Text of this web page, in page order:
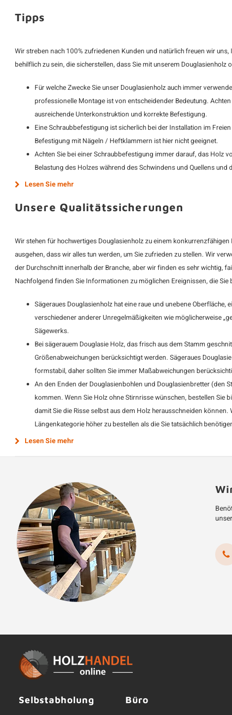
Tipps
Wir streben nach 100% zufriedenen Kunden und natürlich freuen wir
behilflich zu sein, die sicherstellen, dass Sie mit unserem Douglasienholz
Für welche Zwecke Sie unser Douglasienholz auch immer
professionelle Montage ist von entscheidender Bedeutung.
ausreichende Unterkonstruktion und korrekte Befestigung.
Eine Schraubbefestigung ist sicherlich bei der Installation im
Befestigung mit Nägeln / Heftklammern ist hier nicht geeignet.
Achten Sie bei einer Schraubbefestigung immer darauf, das Holz
Belastung des Holzes während des Schwindens und Quellens und
Lesen Sie mehr
Unsere Qualitätssicherungen
Wir stehen für hochwertiges Douglasienholz zu einem
ausgehen, dass wir alles tun werden, um Sie zufrieden zu stellen. Wir
der Durchschnitt innerhalb der Branche, aber wir finden es sehr wichtig,
Nachfolgend finden Sie Informationen zu möglichen Ereignissen, die Sie
Sägeraues Douglasienholz hat eine raue und unebene Oberfläche,
verschiedener anderer Unregelmäßigkeiten wie möglicherweise
Sägewerks.
Bei sägerauem Douglasie Holz, das frisch aus dem Stamm
Größenabweichungen berücksichtigt werden. Sägeraues
formstabil, daher sollten Sie immer Maßabweichungen
An den Enden der Douglasienbohlen und Douglasienbretter (den
kommen. Wenn Sie Holz ohne Stirnrisse wünschen, bestellen Sie
damit Sie die Risse selbst aus dem Holz herausschneiden
Längenkategorie höher zu bestellen als die Sie tatsächlich
Lesen Sie mehr
Selbstabholung Büro